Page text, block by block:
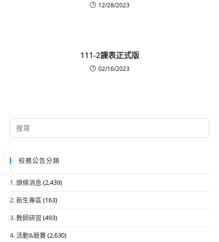
12/28/2023
111-2課表正式版
02/16/2023
Search
for:
校務公告分類
1. 頭條消息 (2,439)
2. 新生專區 (163)
3. 教師研習 (493)
4. 活動&競賽(2,630)